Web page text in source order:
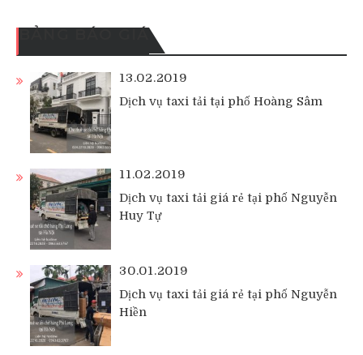
BẢNG BÁO GIÁ
13.02.2019
Dịch vụ taxi tải tại phố Hoàng Sâm
11.02.2019
Dịch vụ taxi tải giá rẻ tại phố Nguyễn
Huy Tự
30.01.2019
Dịch vụ taxi tải giá rẻ tại phố Nguyễn
Hiền